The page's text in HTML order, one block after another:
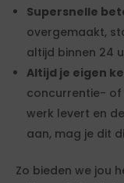
Supersnelle
overgemaakt,
altijd binnen 24
Altijd je eigen
concurrentie- of
werk levert en
aan, mag je dit
Zo bieden we jou